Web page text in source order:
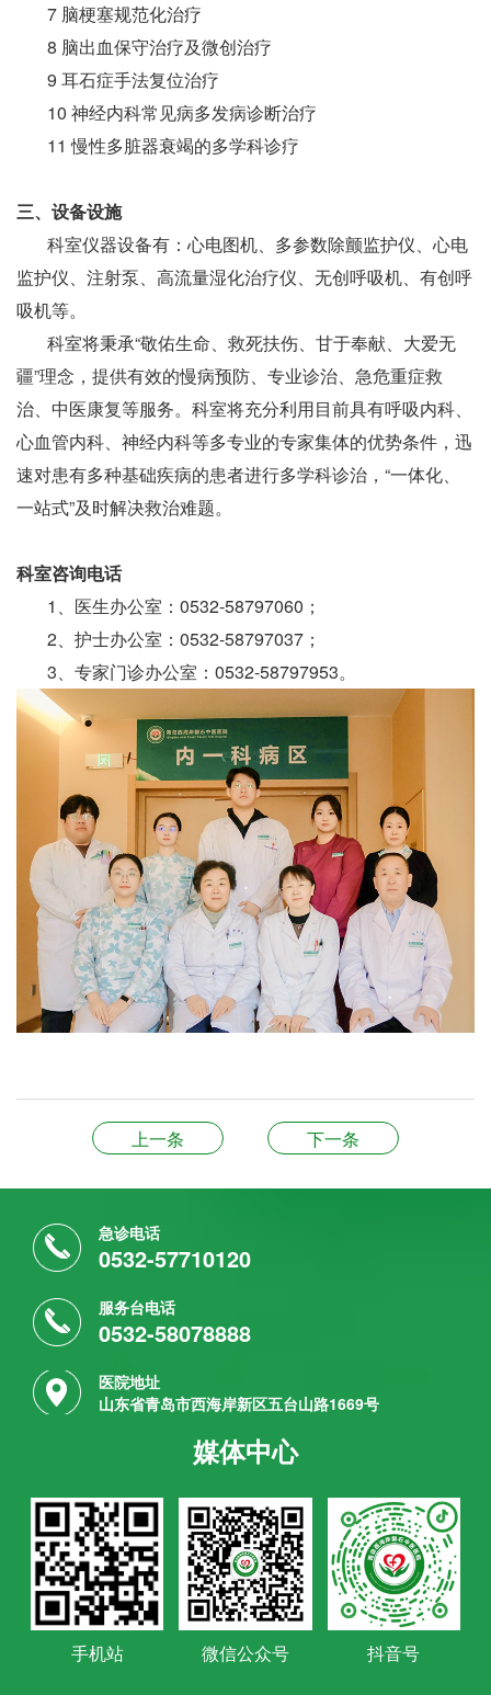
7 脑梗塞规范化治疗
8 脑出血保守治疗及微创治疗
9 耳石症手法复位治疗
10 神经内科常见病多发病诊断治疗
11 慢性多脏器衰竭的多学科诊疗
三、设备设施
科室仪器设备有：心电图机、多参数除颤监护仪、心电
监护仪、注射泵、高流量湿化治疗仪、无创呼吸机、有创呼
吸机等。
科室将秉承“敬佑生命、救死扶伤、甘于奉献、大爱无
疆”理念，提供有效的慢病预防、专业诊治、急危重症救
治、中医康复等服务。科室将充分利用目前具有呼吸内科、
心血管内科、神经内科等多专业的专家集体的优势条件，迅
速对患有多种基础疾病的患者进行多学科诊治，“一体化、
一站式”及时解决救治难题。
科室咨询电话
1、医生办公室：0532-58797060；
2、护士办公室：0532-58797037；
3、专家门诊办公室：0532-58797953。
上一条 下一条
急诊电话
0532-57710120
服务台电话
0532-58078888
医院地址
山东省青岛市西海岸新区五台山路1669号
媒体中心
手机站 微信公众号 抖音号